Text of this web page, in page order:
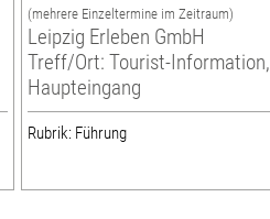
(mehrere Einzeltermine im Zeitraum)
Leipzig Erleben GmbH
Treff/Ort: Tourist-Information,
Haupteingang
Rubrik: Führung